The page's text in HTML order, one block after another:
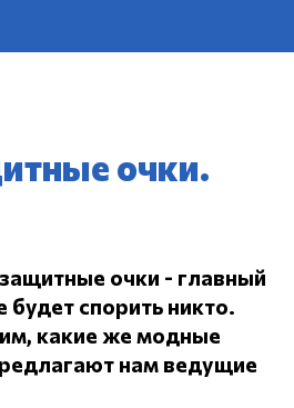
очки.
очки - главный
будет спорить никто.
какие же модные
нам ведущие